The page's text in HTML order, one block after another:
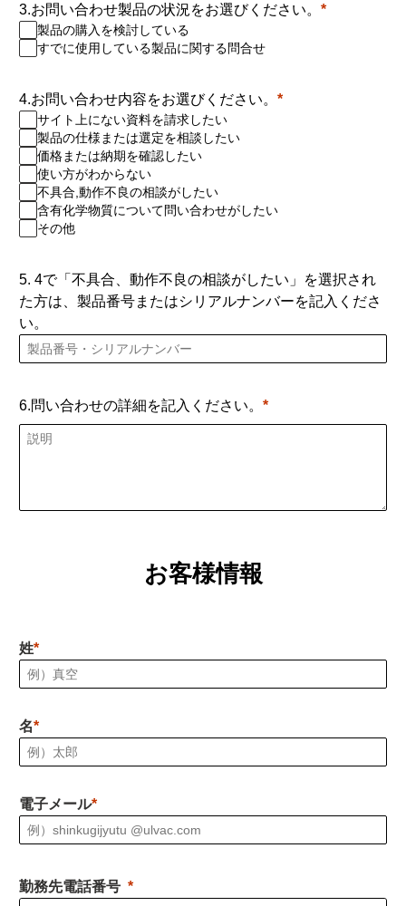
3.お問い合わせ製品の状況をお選びください。
製品の購入を検討している
すでに使用している製品に関する問合せ
4.お問い合わせ内容をお選びください。
サイト上にない資料を請求したい
製品の仕様または選定を相談したい
価格または納期を確認したい
使い方がわからない
不具合,動作不良の相談がしたい
含有化学物質について問い合わせがしたい
その他
5. 4で「不具合、動作不良の相談がしたい」を選択され
た方は、製品番号またはシリアルナンバーを記入くださ
い。
6.問い合わせの詳細を記入ください。
お客様情報
姓
名
電子メール
勤務先電話番号